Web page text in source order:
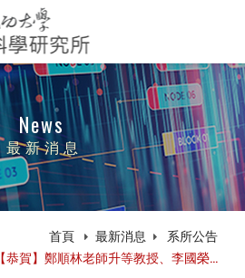
News
最新消息
首頁 最新消息
系所公告
【恭賀】鄭順林老師升等教授、李國榮...